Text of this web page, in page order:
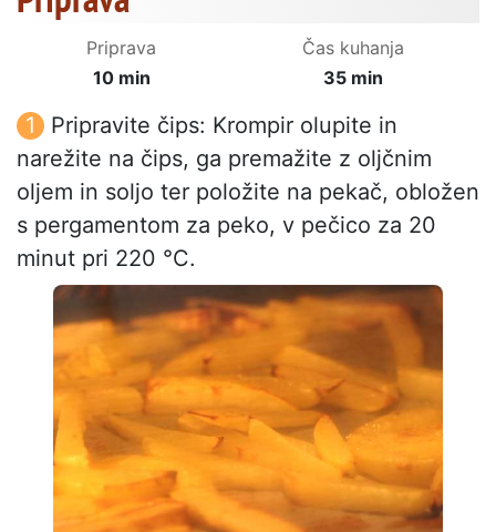
Priprava
10 min
Čas kuhanja
35 min
Pripravite čips: Krompir olupite in
narežite na čips, ga premažite z oljčnim
oljem in soljo ter položite na pekač, obložen
s pergamentom za peko, v pečico za 20
minut pri 220 °C.